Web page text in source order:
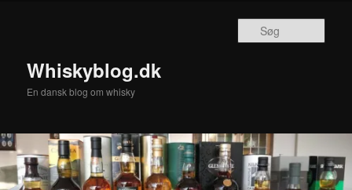
Whiskyblog.dk
En dansk blog om whisky